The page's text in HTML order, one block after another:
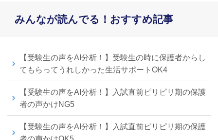
みんなが読んでる！おすすめ記事
【受験生の声をAI分析！】受験生の時に保護者からし
てもらってうれしかった生活サポートOK4
【受験生の声をAI分析！】入試直前ピリピリ期の保護
者の声かけNG5
【受験生の声をAI分析！】入試直前ピリピリ期の保護